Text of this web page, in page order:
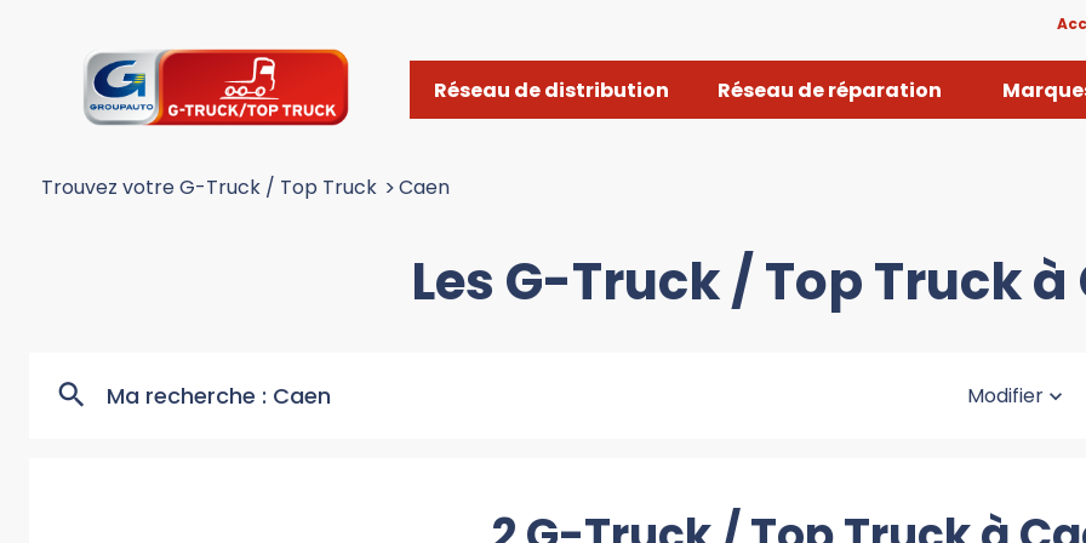
Réseau de distribution Réseau de réparation
Trouvez votre G-Truck / Top Truck >Caen
Les G-Truck / Top Truck à
Ma recherche : Caen Modifier